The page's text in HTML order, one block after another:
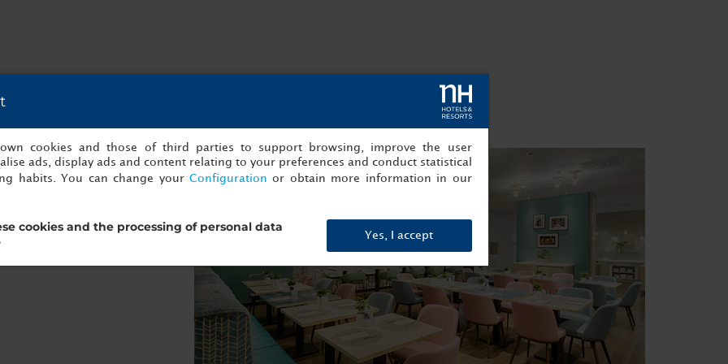
en gezond begin van de
verse broodjes. Op
Vraag in het hotel
u wilt vertrekken voordat
cookies and those of third parties to support browsing, improve the user
ads, display ads and content relating to your preferences and conduct statistical
habits. You can change your Configuration or obtain more information in our
cookies and the processing of personal data
Yes, I accept